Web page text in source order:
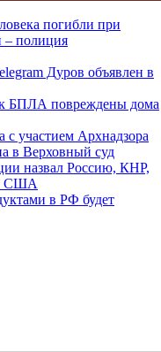
погибли при
– полиция
Дуров объявлен в
БПЛА повреждены дома
с участием Архнадзора
в Верховный суд
назвал Россию, КНР,
США
в РФ будет